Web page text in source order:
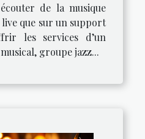
de la musique
live que sur un support
les services d’un
groupe jazz...